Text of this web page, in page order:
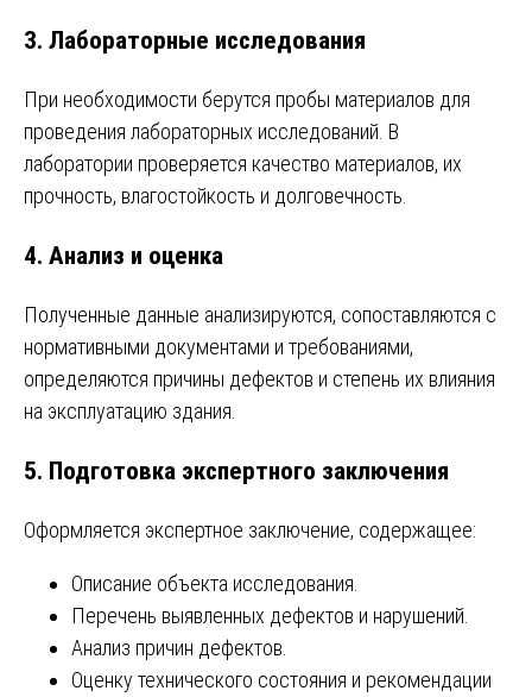
3. Лабораторные исследования
При необходимости берутся пробы материалов для
проведения лабораторных исследований. В
лаборатории проверяется качество материалов, их
прочность, влагостойкость и долговечность.
4. Анализ и оценка
Полученные данные анализируются, сопоставляются с
нормативными документами и требованиями,
определяются причины дефектов и степень их влияния
на эксплуатацию здания.
5. Подготовка экспертного заключения
Оформляется экспертное заключение, содержащее:
Описание объекта исследования.
Перечень выявленных дефектов и нарушений.
Анализ причин дефектов.
Оценку технического состояния и рекомендации